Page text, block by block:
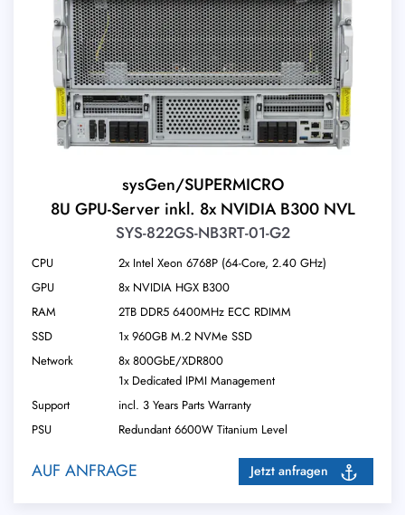
sysGen/SUPERMICRO
8U GPU-Server inkl. 8x NVIDIA B300 NVL
SYS-822GS-NB3RT-01-G2
CPU
2x Intel Xeon 6768P (64-Core, 2.40 GHz)
GPU
8x NVIDIA HGX B300
RAM
2TB DDR5 6400MHz ECC RDIMM
SSD
1x 960GB M.2 NVMe SSD
Network
8x 800GbE/XDR800
1x Dedicated IPMI Management
Support
incl. 3 Years Parts Warranty
PSU
Redundant 6600W Titanium Level
AUF ANFRAGE Jetzt anfragen